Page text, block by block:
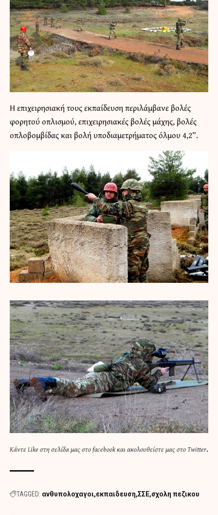
Η επιχειρησιακή τους εκπαίδευση περιλάμβανε βολές
φορητού οπλισμού, επιχειρησιακές βολές μάχης, βολές
οπλοβομβίδας και βολή υποδιαμετρήματος όλμου 4,2”.
ΚάντεLike στη σελίδα μας στο facebookκαιακολουθείστε μας στο Twitter.
TAGGED: ανθυπολοχαγοι εκπαιδευση ΣΣΕ σχολη πεζικου